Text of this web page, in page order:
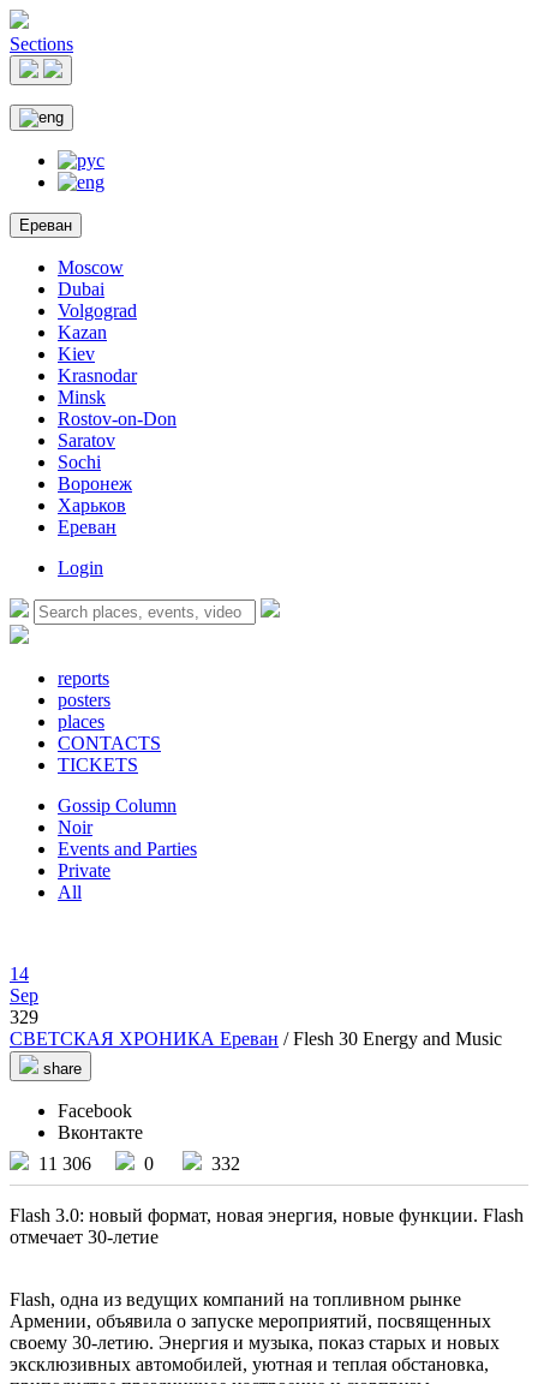
Sections
Ереван
Moscow
Dubai
Volgograd
Kazan
Kiev
Krasnodar
Minsk
Rostov-on-Don
Saratov
Sochi
Воронеж
Харьков
Ереван
Login
reports
posters
places
CONTACTS
TICKETS
Gossip Column
Noir
Events and Parties
Private
All
14
Sep
329
СВЕТСКАЯ ХРОНИКА Ереван / Flesh 30 Energy and Music
share
Facebook
Вконтакте
11 306
0 332
Flash 3.0: новый формат, новая энергия, новые функции. Flash
отмечает 30-летие
Flash, одна из ведущих компаний на топливном рынке
Армении, объявила о запуске мероприятий, посвященных
своему 30-летию. Энергия и музыка, показ старых и новых
эксклюзивных автомобилей, уютная и теплая обстановка,